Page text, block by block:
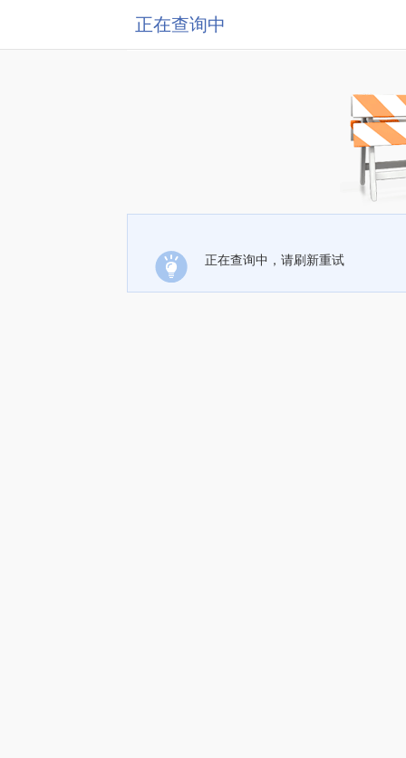
正在查询中
正在查询中，请刷新重试